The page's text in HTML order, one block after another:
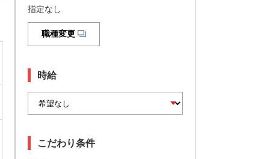
指定なし
職種変更
時給
こだわり条件